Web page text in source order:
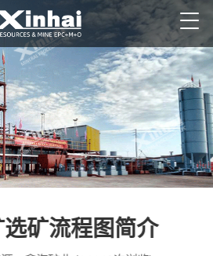
矿流程图简介